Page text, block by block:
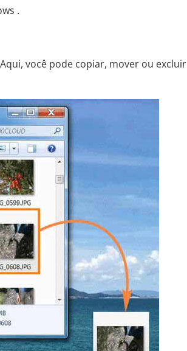
.
você pode copiar, mover ou excluir